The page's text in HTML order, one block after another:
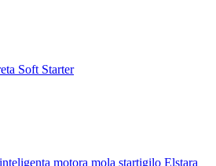
Soft Starter